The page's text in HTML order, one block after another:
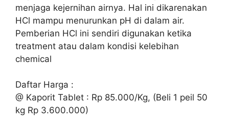
menjaga kejernihan airnya. Hal ini dikarenakan
HCl mampu menurunkan pH di dalam air.
Pemberian HCl ini sendiri digunakan ketika
treatment atau dalam kondisi kelebihan
chemical
Daftar Harga :
@ Kaporit Tablet : Rp 85.000/Kg, (Beli 1 peil 50
kg Rp 3.600.000)